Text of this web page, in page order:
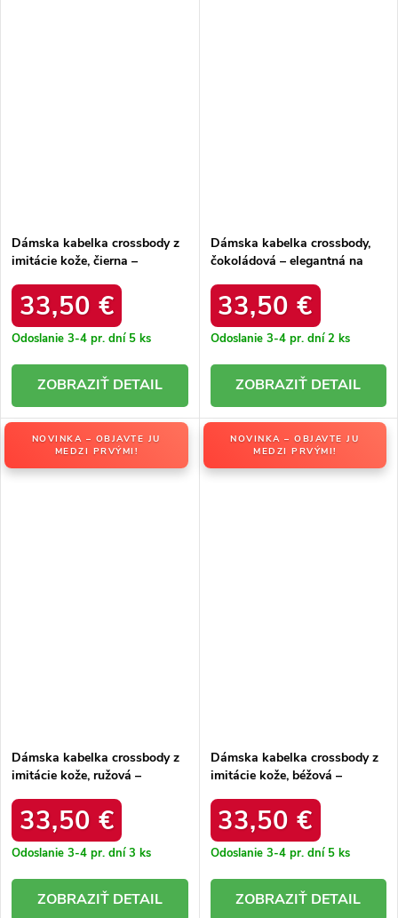
Dámska kabelka crossbody z
imitácie kože, čierna –
/ F9945 NOIR
33,50 €
Odoslanie 3-4 pr. dní 5 ks
DETAIL
Dámska kabelka crossbody,
čokoládová – elegantná na
CHOCOLAT
33,50 €
Odoslanie 3-4 pr. dní2 ks
DETAIL
NOVINKA – OBJAVTE JU
MEDZI PRVÝMI!
Dámska kabelka crossbody z
imitácie kože, ružová –
/ F9945 ROSE
33,50 €
Odoslanie 3-4 pr. dní3 ks
DETAIL
NOVINKA – OBJAVTE JU
MEDZI PRVÝMI!
Dámska kabelka crossbody z
imitácie kože, béžová –
/ F9945 BEIGE
33,50 €
Odoslanie 3-4 pr. dní 5 ks
DETAIL